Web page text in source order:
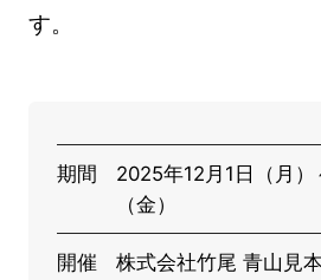
す。
期間
2025年12月1日（月）
（金）
開催
株式会社竹尾 青山見